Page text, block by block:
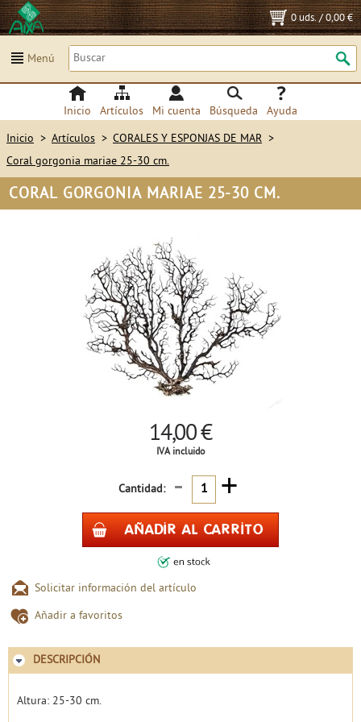
0 uds./0,00 €
Menú
Inicio Artículos Mi cuenta Búsqueda Ayuda
Inicio > Artículos > CORALES Y ESPONJAS DE MAR >
Coral gorgonia mariae 25-30 cm.
CORAL GORGONIA MARIAE 25-30 CM.
14,00 €
IVA incluido
Cantidad: - +
Solicitar información del artículo
Añadir a favoritos
DESCRIPCIÓN
Altura: 25-30 cm.